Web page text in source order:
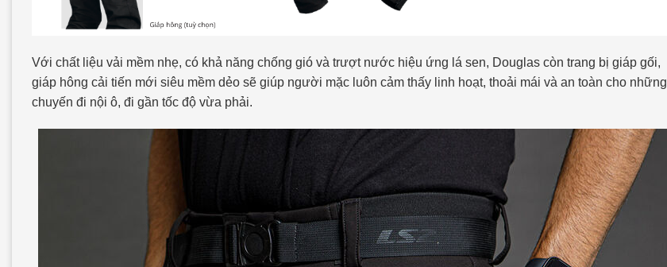
Với chất liệu vải mềm nhẹ, có khả năng chống gió và trượt nước hiệu ứng lá sen, Douglas còn trang bị giáp gối,
giáp hông cải tiến mới siêu mềm dẻo sẽ giúp người mặc luôn cảm thấy linh hoạt, thoải mái và an toàn cho những
chuyến đi nội ô, đi gần tốc độ vừa phải.